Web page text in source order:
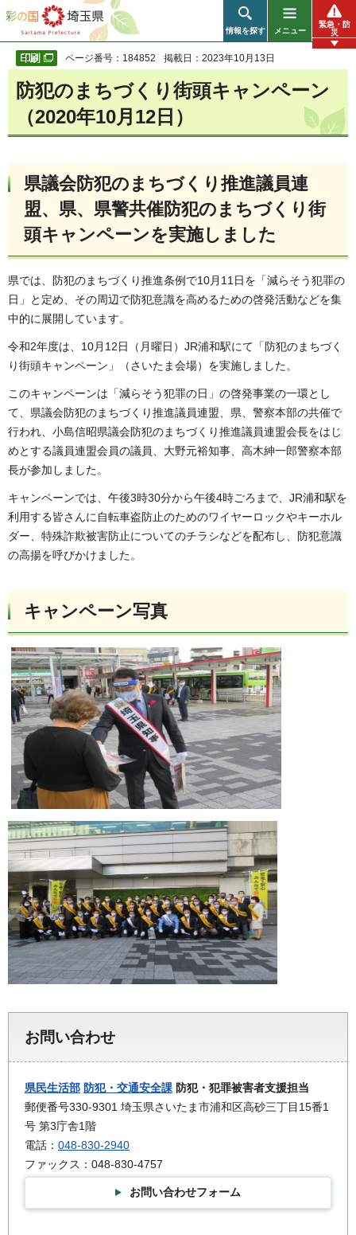
彩の国 埼玉県
情報を探す メニュー
緊急・防
災
ページ番号：184852 掲載日：2023年10月13日
防犯のまちづくり街頭キャンペーン
（2020年10月12日）
県議会防犯のまちづくり推進議員連
盟、県、県警共催防犯のまちづくり街
頭キャンペーンを実施しました
県では、防犯のまちづくり推進条例で10月11日を「減らそう犯罪の
日」と定め、その周辺で防犯意識を高めるための啓発活動などを集
中的に展開しています。
令和2年度は、10月12日（月曜日）JR浦和駅にて「防犯のまちづく
り街頭キャンペーン」（さいたま会場）を実施しました。
このキャンペーンは「減らそう犯罪の日」の啓発事業の一環とし
て、県議会防犯のまちづくり推進議員連盟、県、警察本部の共催で
行われ、小島信昭県議会防犯のまちづくり推進議員連盟会長をはじ
めとする議員連盟会員の議員、大野元裕知事、高木紳一郎警察本部
長が参加しました。
キャンペーンでは、午後3時30分から午後4時ごろまで、JR浦和駅を
利用する皆さんに自転車盗防止のためのワイヤーロックやキーホル
ダー、特殊詐欺被害防止についてのチラシなどを配布し、防犯意識
の高揚を呼びかけました。
キャンペーン写真
お問い合わせ
県民生活部 防犯・交通安全課 防犯・犯罪被害者支援担当
郵便番号330-9301 埼玉県さいたま市浦和区高砂三丁目15番1
号 第3庁舎1階
電話： 048-830-2940
ファックス：048-830-4757
お問い合わせフォーム